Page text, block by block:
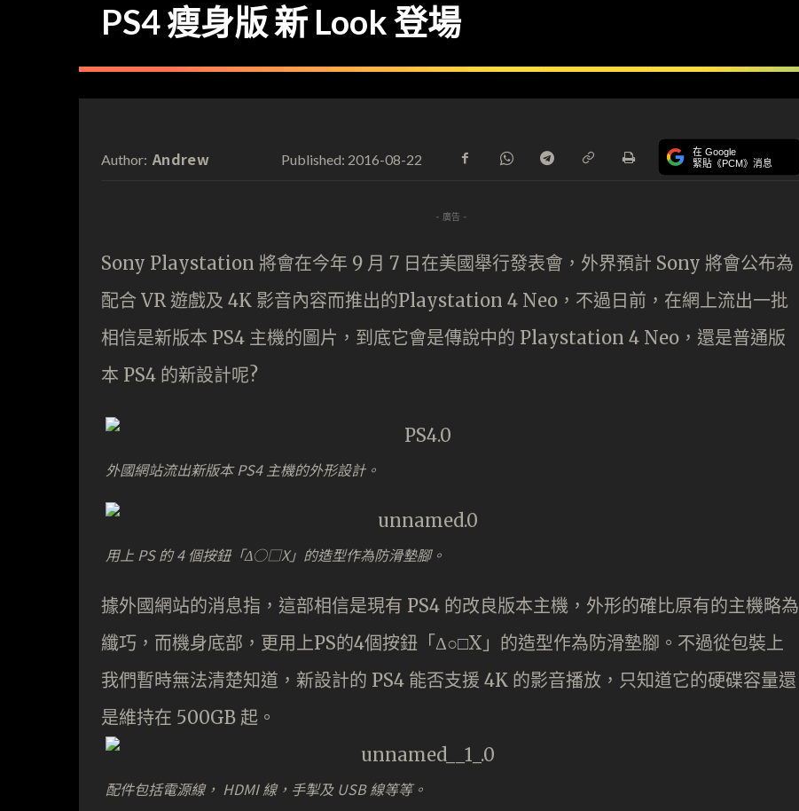
PS4 瘦身版 新 Look 登場
Author: Andrew Published: 2016-08-22 在 Google
緊貼《PCM》消息
- 廣告 -
Sony Playstation 將會在今年 9 月 7 日在美國舉行發表會，外界預計 Sony 將會公布為
配合 VR 遊戲及 4K 影音內容而推出的Playstation 4 Neo，不過日前，在網上流出一批
相信是新版本 PS4 主機的圖片，到底它會是傳說中的 Playstation 4 Neo，還是普通版
本 PS4 的新設計呢?
外國網站流出新版本 PS4 主機的外形設計。
用上 PS 的 4 個按鈕「Δ○□X」的造型作為防滑墊腳。
據外國網站的消息指，這部相信是現有 PS4 的改良版本主機，外形的確比原有的主機略為
纖巧，而機身底部，更用上PS的4個按鈕「Δ○□X」的造型作為防滑墊腳。不過從包裝上
我們暫時無法清楚知道，新設計的 PS4 能否支援 4K 的影音播放，只知道它的硬碟容量還
是維持在 500GB 起。
配件包括電源線， HDMI 線，手掣及 USB 線等等。